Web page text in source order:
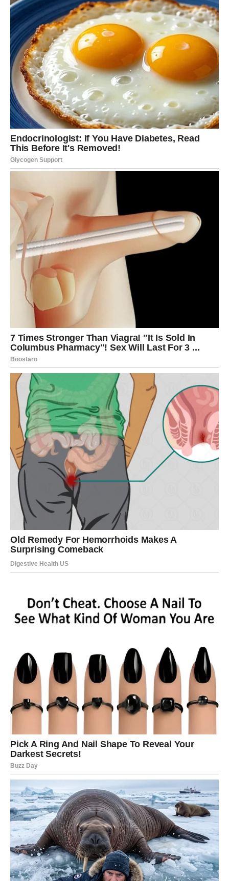
NAGRADA ZA DISCIPLINU
Devica je znak koji najviše razmišlja o budžetu, planu,
sigurnosti. Ti znaš koliko košta mir. I zato si poslednjih
meseci verovatno bio oprezan, stezao troškove, vraćao
dugove, radio preko mere, ćutao i trpeo.
I sada dolazi period kada se sve to vraća.
Kako može doći neočekivani novac?
povećanje prihoda (čak i ako nije formalno, može biti
kroz dodatni zadatak),
iznenadnihonorar, isplata, dodatak,
ponuda koja ti deluje mala, ali se pretvara u stabilan tok,
neko ti vraća uslugu ili ti “otvara vrata” (preporuka,
kontakt, prilika),
novac dolazi kroz rešavanje papira, dokumenata,
administracije (ono što je stajalo sada se završava).
Karmička poruka za Devicu
Ti si predugo davao više nego što si dobijao.
Početak marta donosi ravnotežu. I što je najlepše – to
dolazi na način koji ti prija:
konkretno i čisto
Savet
Ne troši odmah na sve što si odlagao. Devici je lako da
ode u “nadoknađivanje” – ali bolje je:
deo za sigurnost,
deo za sebe,
deo za plan koji dugo želiš.
ŠKORPIJA – NOVAC DOLAZI
KROZ PREOKRET, OBRT I
INTUICIJU
Škorpija novac ne dobija slučajno. Kod tebe sve ide kroz
marta mogu doneti neočekivani priliv kroz nešto što
deluje kao iznenadna promena – ali je zapravo
sudbinski
obrt
Kako može doći neočekivani novac?
novac kroz partnerstvo (poslovno ili privatno),
dobit kroz nešto što si ranije ulagao (vreme, trud,
poznanstva),
rešenje oko duga, kredita, isplate, nasledstva ili “papira”,
neočekivani kupac, narudžbina, prilika “iz vedra neba”.
Karmička poruka za Škorpiju